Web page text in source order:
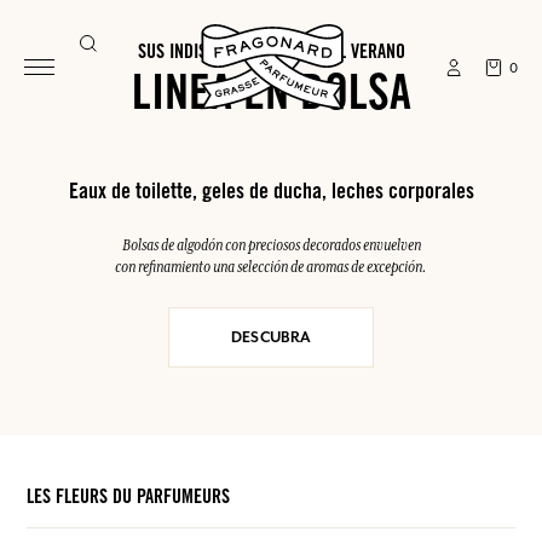
0
SUS INDISPENSABLES PARA EL VERANO
LINEA EN BOLSA
Eaux de toilette, geles de ducha, leches corporales
Bolsas de algodón con preciosos decorados envuelven
con refinamiento una selección de aromas de excepción.
DESCUBRA
LES FLEURS DU PARFUMEURS